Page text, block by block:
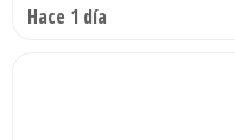
Hace 1 día